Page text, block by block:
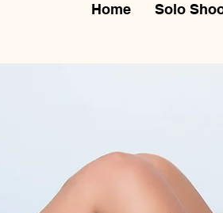
Home Solo